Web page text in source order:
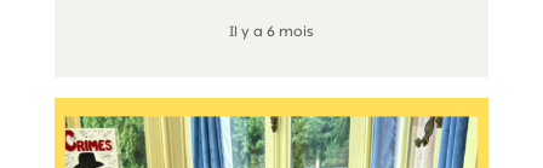
Il y a 6 mois